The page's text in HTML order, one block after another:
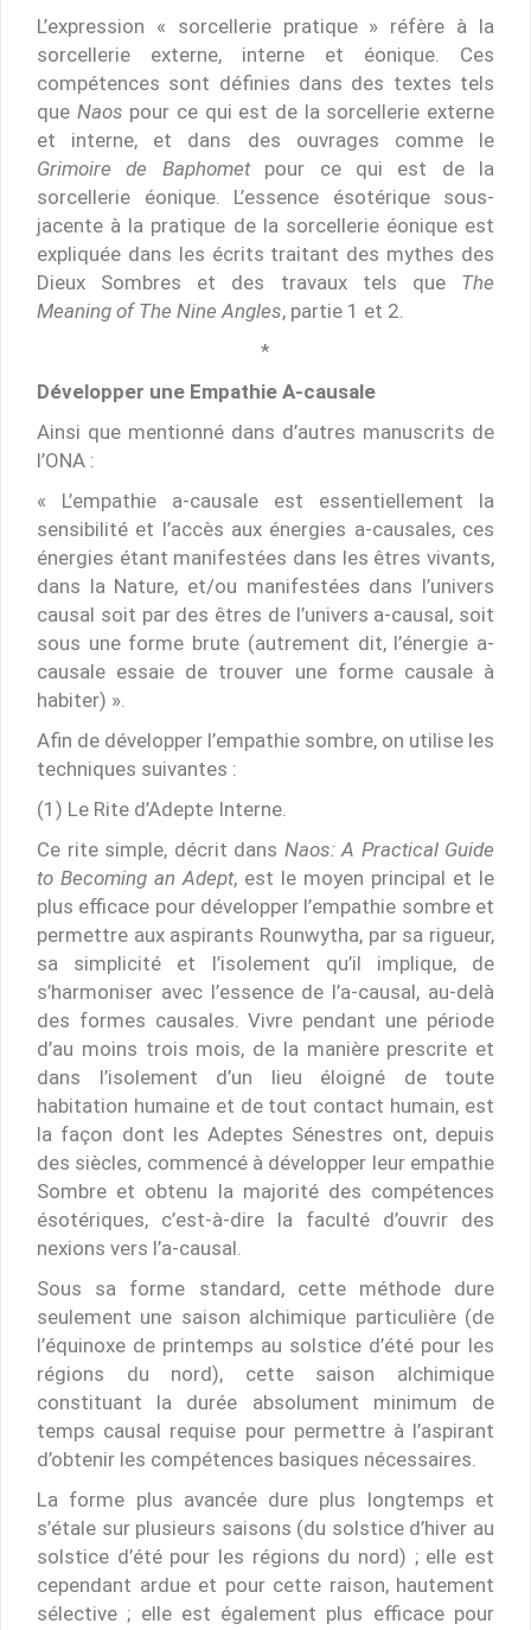
L’expression « sorcellerie pratique » réfère à la
sorcellerie externe, interne et éonique. Ces
compétences sont définies dans des textes tels
que Naos pour ce qui est de la sorcellerie externe
et interne, et dans des ouvrages comme le
Grimoire de Baphometpour ce qui est de la
sorcellerie éonique. L’essence ésotérique sous-
jacente à la pratique de la sorcellerie éonique est
expliquée dans les écrits traitant des mythes des
Dieux Sombres et des travaux tels que The
Meaning of The Nine Angles, partie 1 et 2.
*
Développer une Empathie A-causale
Ainsi que mentionné dans d’autres manuscrits de
l’ONA :
« L’empathie a-causale est essentiellement la
sensibilité et l’accès aux énergies a-causales, ces
énergies étant manifestées dans les êtres vivants,
dans la Nature, et/ou manifestées dans l’univers
causal soit par des êtres de l’univers a-causal, soit
sous une forme brute (autrement dit, l’énergie a-
causale essaie de trouver une forme causale à
habiter) ».
Afin de développer l’empathie sombre, on utilise les
techniques suivantes :
(1) Le Rite d’Adepte Interne.
Ce rite simple, décrit dans Naos: A Practical Guide
to Becoming an Adept, est le moyen principal et le
plus efficace pour développer l’empathie sombre et
permettre aux aspirants Rounwytha, par sa rigueur,
sa simplicité et l’isolement qu’il implique, de
s’harmoniser avec l’essence de l’a-causal, au-delà
des formes causales. Vivre pendant une période
d’au moins trois mois, de la manière prescrite et
dans l’isolement d’un lieu éloigné de toute
habitation humaine et de tout contact humain, est
la façon dont les Adeptes Sénestres ont, depuis
des siècles, commencé à développer leur empathie
Sombre et obtenu la majorité des compétences
ésotériques, c’est-à-dire la faculté d’ouvrir des
nexions vers l’a-causal.
Sous sa forme standard, cette méthode dure
seulement une saison alchimique particulière (de
l’équinoxe de printemps au solstice d’été pour les
régions du nord), cette saison alchimique
constituant la durée absolument minimum de
temps causal requise pour permettre à l’aspirant
d’obtenir les compétences basiques nécessaires.
La forme plus avancée dure plus longtemps et
s’étale sur plusieurs saisons (du solstice d’hiver au
solstice d’été pour les régions du nord) ; elle est
cependant ardue et pour cette raison, hautement
sélective ; elle est également plus efficace pour